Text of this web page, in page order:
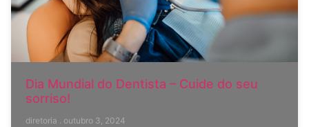
Dia Mundial do Dentista – Cuide do seu
sorriso!
diretoria outubro 3, 2024